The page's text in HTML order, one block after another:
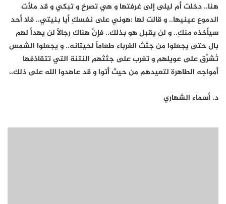
هنا.. دخلت أم ليلى إلى غرفتها و هي تصرخ و تبكي و قد ملأت
الدموع عينيها.. و قالت لها :هوني على نفسكِ أيا بنيتي.. فلا أحد
سيأخذه منكِ.. و لن يقبل هو بذلك.. فإنَّ هناك رجالاً لن يهدأ لهم
بال حتى يجعلوا من جثث الغرباء طعاماً لحيتانه.. و يجعلوا الشمس
تُشرِّق على عويلهم و تغرب على جثثهم النتنة التي تتقاذفها
أمواجه الطاهرة لتعيدهم من حيث أتوا و قد عاهدوا الله على ذلك،،
د. أسماء الشهاري